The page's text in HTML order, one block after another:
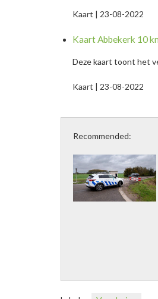
Kaart | 23-08-2022
Kaart Abbekerk 10
Deze kaart toont het
Kaart | 23-08-2022
Recommended: